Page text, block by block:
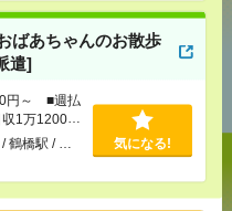
ばあちゃんのお散歩
遣]
円～ ■週払
1万1200円
鶴橋駅 / … 気になる!
の
1.1万円～＊未経験OK